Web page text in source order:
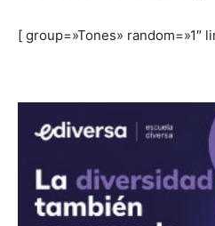
[ group=»Tones» random=»1″